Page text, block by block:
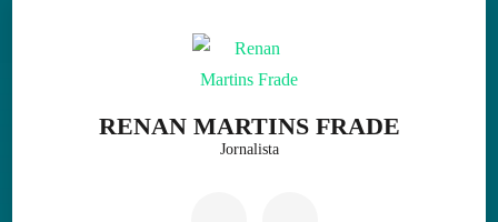
RENAN MARTINS FRADE
Jornalista